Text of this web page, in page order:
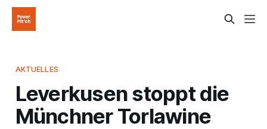
AKTUELLES
Leverkusen stoppt die
Münchner Torlawine